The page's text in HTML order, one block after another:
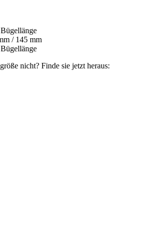
/ 145 mm
nicht? Finde sie jetzt heraus: